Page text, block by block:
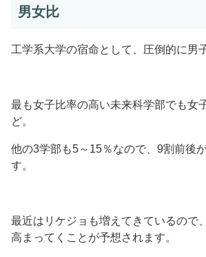
男女比
工学系大学の宿命として、圧倒的に男
最も女子比率の高い未来科学部でも女
ど。
他の3学部も5～15％なので、9割前後
す。
最近はリケジョも増えてきているので
高まってくことが予想されます。